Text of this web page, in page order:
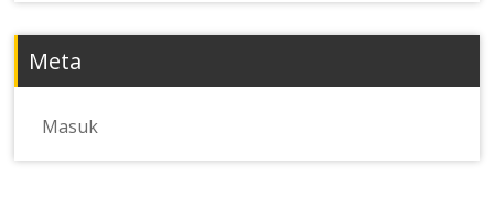
Meta
Masuk